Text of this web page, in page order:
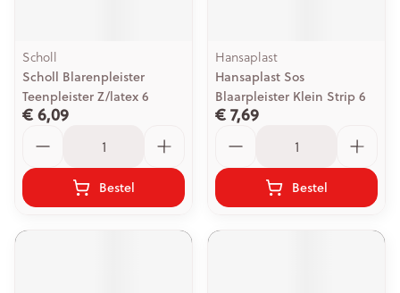
Scholl
Scholl Blarenpleister
Teenpleister Z/latex 6
€ 6,09
Bestel
Hansaplast
Hansaplast Sos
Blaarpleister Klein Strip 6
€ 7,69
Bestel